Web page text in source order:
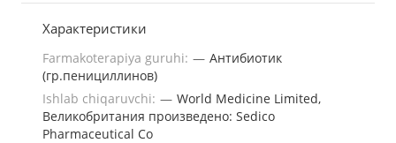
Характеристики
Farmakoterapiya guruhi: — Антибиотик
(гр.пенициллинов)
Ishlab chiqaruvchi: — World Medicine Limited,
Великобритания произведено: Sedico
Pharmaceutical Co